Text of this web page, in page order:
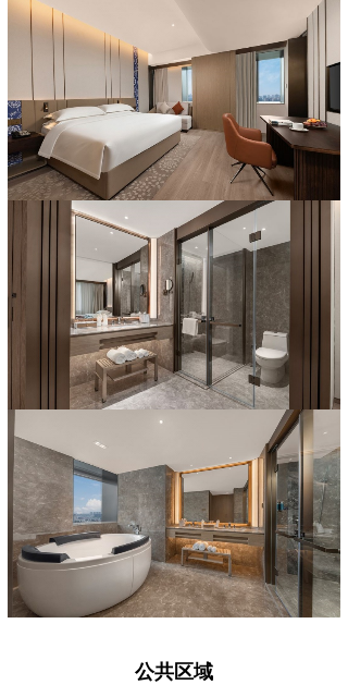
公共区域